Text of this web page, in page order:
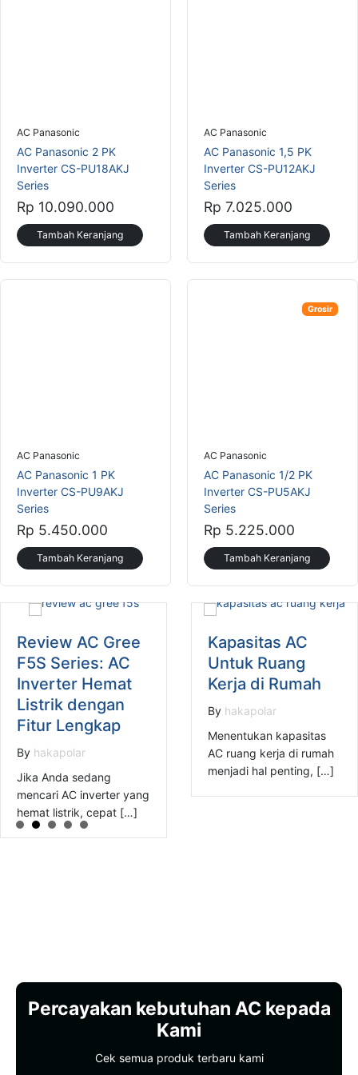
AC Panasonic
AC Panasonic 2 PK
Inverter CS-PU18AKJ
Series
Rp 10.090.000
Tambah Keranjang
AC Panasonic
AC Panasonic 1,5 PK
Inverter CS-PU12AKJ
Series
Rp 7.025.000
Tambah Keranjang
AC Panasonic
AC Panasonic 1 PK
Inverter CS-PU9AKJ
Series
Rp 5.450.000
Tambah Keranjang
Grosir
AC Panasonic
AC Panasonic 1/2 PK
Inverter CS-PU5AKJ
Series
Rp 5.225.000
Tambah Keranjang
Review AC Gree
F5S Series: AC
Inverter Hemat
Listrik dengan
Fitur Lengkap
By hakapolar
Jika Anda sedang
mencari AC inverter yang
hemat listrik, cepat […]
Kapasitas AC
Untuk Ruang
Kerja di Rumah
By hakapolar
Menentukan kapasitas
AC ruang kerja di rumah
menjadi hal penting, […]
Percayakan kebutuhan AC kepada
Kami
Cek semua produk terbaru kami